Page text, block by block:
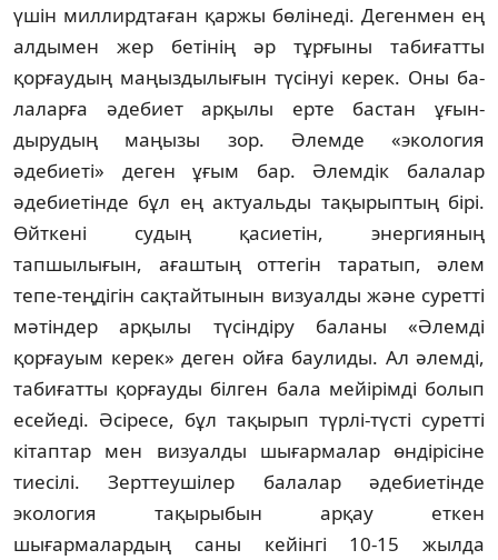
үшін миллирд­та­ған қаржы бөлінеді. Дегенмен ең
алдымен жер бетінің әр тұрғыны табиғатты
қорғау­дың маңыздылығын түсінуі керек. Оны ба­
лаларға әдебиет арқылы ерте бастан ұғын­
дырудың маңызы зор. Әлемде «эко­логия
әдебиеті» деген ұғым бар. Әлемдік ба­лалар
әдебиетінде бұл ең актуальды та­қырыптың бірі.
Өйткені судың қасиетін, энер­гияның
тапшылығын, ағаштың оттегін тара­тып, әлем
тепе-теңдігін сақтайтынын визуалды және суретті
мәтіндер арқылы тү­сіндіру баланы «Әлемді
қорғауым керек» деген ойға баулиды. Ал әлемді,
табиғатты қорғауды білген бала мейірімді болып
есейеді. Әсіресе, бұл тақырып түрлі-түсті суретті
кітаптар мен визуалды шығармалар өн­дірісіне
тиесілі. Зерттеушілер балалар әдебиетінде
экология тақырыбын арқау ет­кен
шығармалардың саны кейінгі 10-15 жыл­да